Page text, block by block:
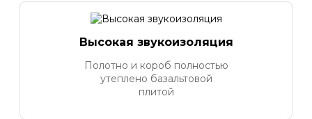
Высокая звукоизоляция
Полотно и короб полностью
утеплено базальтовой
плитой